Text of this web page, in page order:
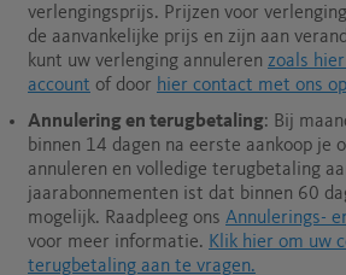
verlengingsprijs. Prijzen voor
de aanvankelijke prijs en zijn aan
kunt uw verlenging annuleren zoals
account of door hier contact met ons
Annulering en terugbetaling: Bij
binnen 14 dagen na eerste aankoop je
annuleren en volledige terugbetaling
jaarabonnementen ist dat binnen 60
mogelijk. Raadpleeg ons Annulerings-
voor meer informatie. Klik hier om uw
terugbetaling aan te vragen.